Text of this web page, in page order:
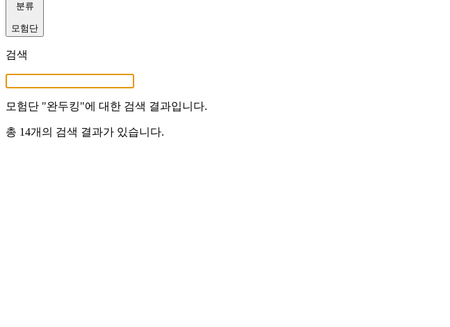
분류
모험단
검색
모험단 "완두킹"에 대한 검색 결과입니다.
총 14개의 검색 결과가 있습니다.